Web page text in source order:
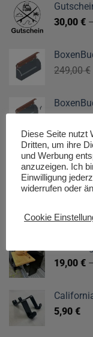
30,00 € –
249,00€
TOP SELLER
3,90€–
19,00 € –
5,90 €
Diese Seite nutzt
Dritten, um ihre
und Werbung
anzuzeigen. Ich
Einwilligung
widerrufen oder
Cookie